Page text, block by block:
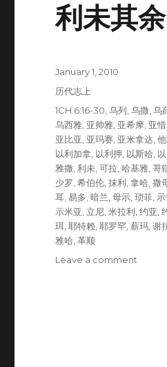
利未其
Posted
on
January 1, 2010
Categories
历代志上
Tags
1CH 6:16-30 ,乌列 ,乌撒 ,乌
乌西雅 亚帅雅 亚希摩 亚惜
亚比亚 亚玛赛 亚米拿达 ,
以利加拿 以利押 以斯哈
雅撒 ,利未 ,可拉 ,哈基雅 ,哥
少罗 ,希伯伦 ,抹利 ,拿哈 ,撒
耳 ,易多 ,暗兰 ,母示 ,琐菲
示米亚 立尼 ,米拉利 ,约亚 ,
珥 ,耶特赖 ,耶罗罕 ,薪玛 ,谢
雅哈 ,革顺
Leave a comment